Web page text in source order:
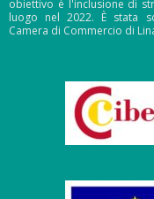
obiettivo è l'inclusione di
luogo nel 2022. È stata
Camera di Commercio di